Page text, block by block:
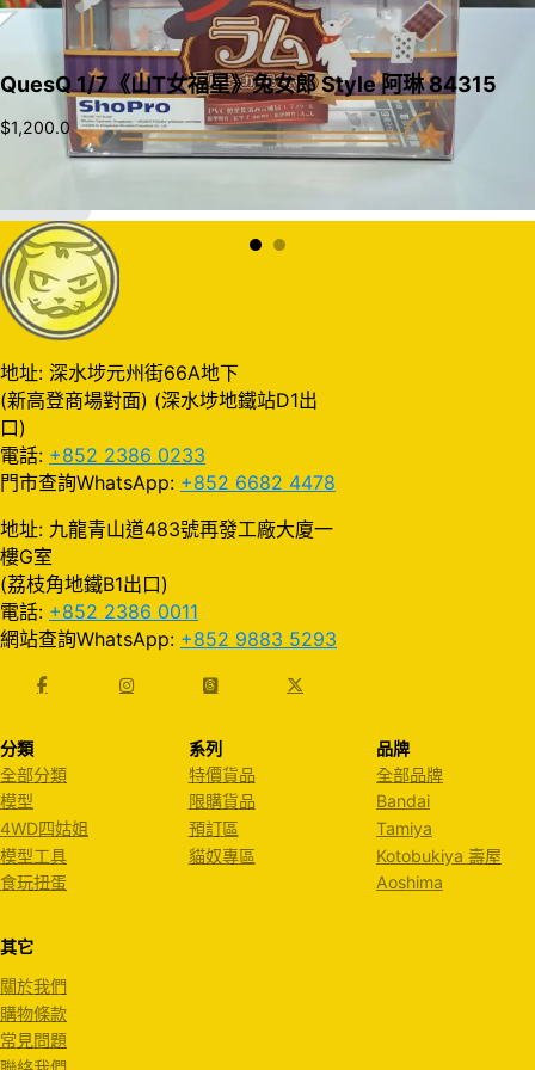
QuesQ 1/7《山T女福星》兔女郎 Style 阿琳 84315
$1,200.0
地址: 深水埗元州街66A地下
(新高登商場對面) (深水埗地鐵站D1出
口)
電話: +852 2386 0233
門市查詢WhatsApp: +852 6682 4478
地址: 九龍青山道483號再發工廠大廈一
樓G室
(荔枝角地鐵B1出口)
電話: +852 2386 0011
網站查詢WhatsApp: +852 9883 5293
分類
全部分類
模型
4WD四姑姐
模型工具
食玩扭蛋
系列
特價貨品
限購貨品
預訂區
貓奴專區
品牌
全部品牌
Bandai
Tamiya
Kotobukiya 壽屋
Aoshima
其它
關於我們
購物條款
常見問題